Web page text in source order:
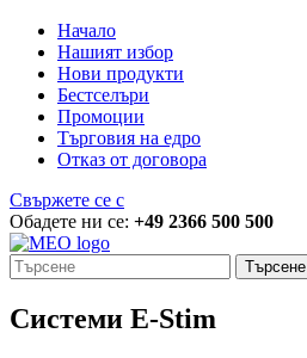
Начало
Нашият избор
Нови продукти
Бестселъри
Промоции
Търговия на едро
Отказ от договора
Свържете се с
Обадете ни се: +49 2366 500 500
Търсене
Системи E-Stim